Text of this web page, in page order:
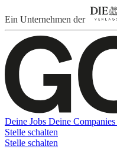
Ein Unternehmen der
Deine Jobs Deine Companies
Stelle schalten
Stelle schalten